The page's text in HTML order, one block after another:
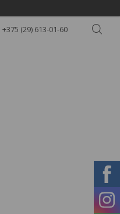
+375 (29) 613-01-60